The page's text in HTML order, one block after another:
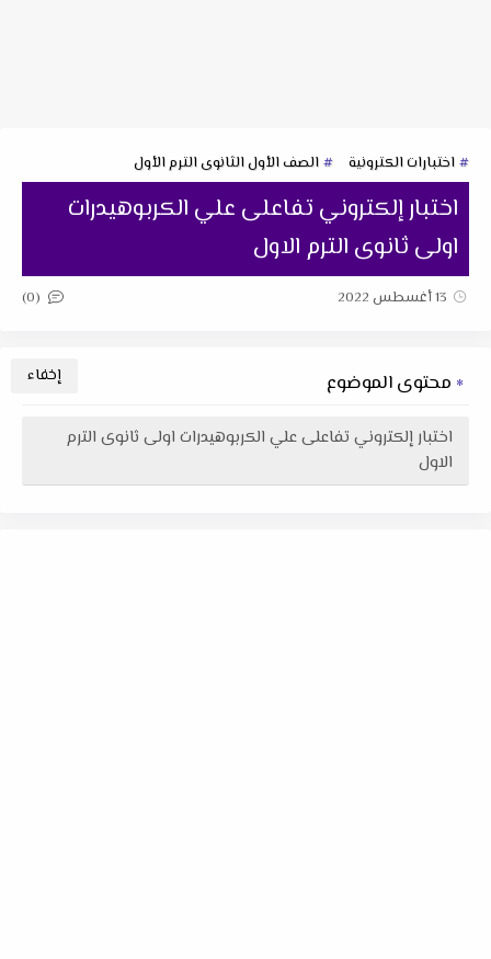
اختبارات الكترونية الصف الأول الثانوى الترم الأول
اختبار إلكتروني تفاعلى علي الكربوهيدرات
اولى ثانوى الترم الاول
13 أغسطس 2022 (0)
محتوى الموضوع
اختبار إلكتروني تفاعلى علي الكربوهيدرات اولى ثانوى الترم
الاول